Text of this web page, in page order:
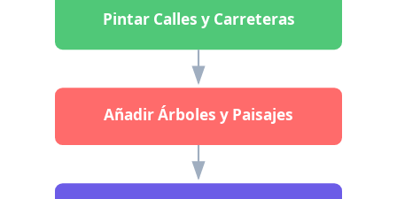
Pintar Calles y Carreteras
Añadir Árboles y Paisajes